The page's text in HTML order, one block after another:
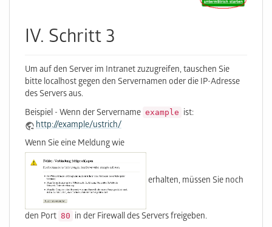
IV. Schritt 3
Um auf den Server im Intranet zuzugreifen, tauschen Sie
bitte localhost gegen den Servernamen oder die IP-Adresse
des Servers aus.
Beispiel - Wenn der Servername example ist:
http://example/ustrich/
Wenn Sie eine Meldung wie
erhalten, müssen Sie noch
den Port 80 in der Firewall des Servers freigeben.